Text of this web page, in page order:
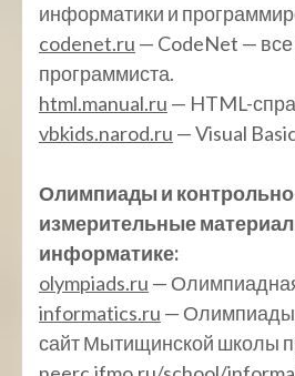
информатики и
codenet.ru — CodeNet —
программиста.
html.manual.ru — HTML-
vbkids.narod.ru — Visual
Олимпиады и
измерительные
информатике:
olympiads.ru —
informatics.ru — Олимпиады
сайт Мытищинской школы